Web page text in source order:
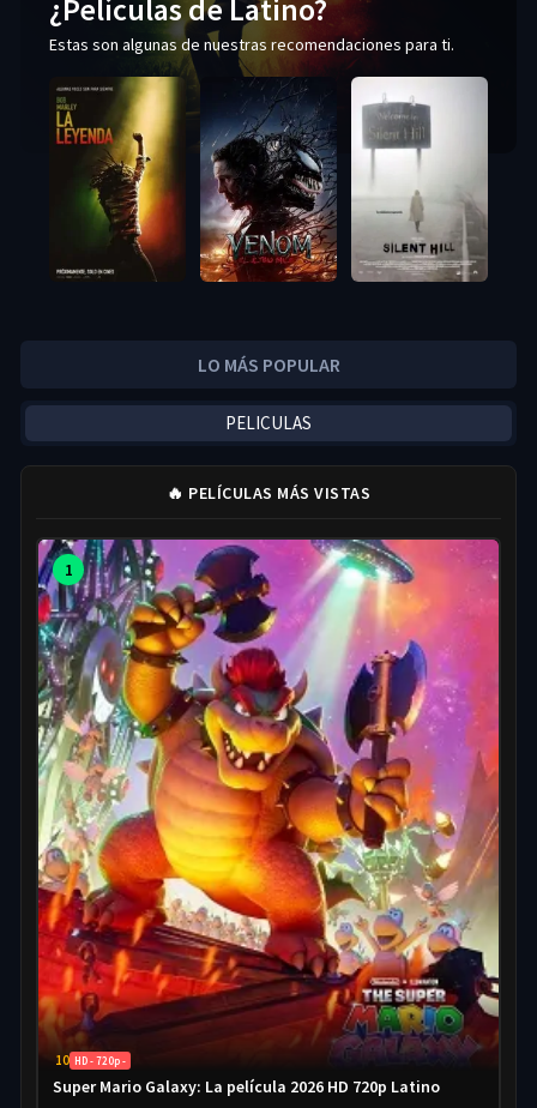
¿Películas de Latino?
Estas son algunas de nuestras recomendaciones para ti.
LO MÁS POPULAR
PELICULAS
🔥 PELÍCULAS MÁS VISTAS
1
10 HD - 720p -
Super Mario Galaxy: La película 2026 HD 720p Latino